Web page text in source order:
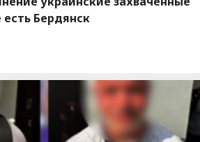
есть Бердянск